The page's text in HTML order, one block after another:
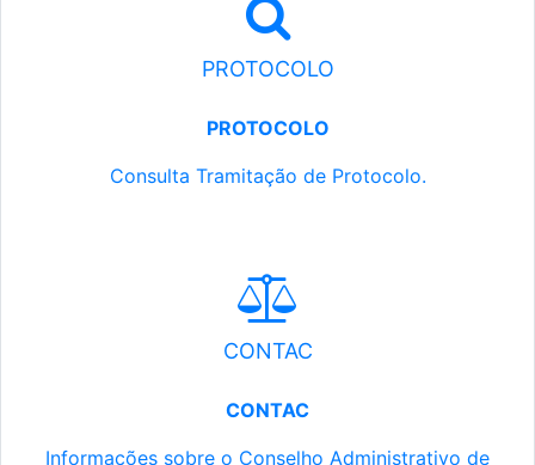
PROTOCOLO
PROTOCOLO
Consulta Tramitação de Protocolo.
CONTAC
CONTAC
Informações sobre o Conselho Administrativo de